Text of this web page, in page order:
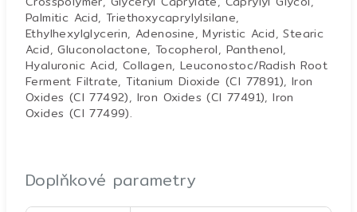
Palmitic Acid, Triethoxycaprylylsilane,
Ethylhexylglycerin, Adenosine, Myristic Acid, Stearic
Acid, Gluconolactone, Tocopherol, Panthenol,
Hyaluronic Acid, Collagen, Leuconostoc/Radish Root
Ferment Filtrate, Titanium Dioxide (CI 77891), Iron
Oxides (CI 77492), Iron Oxides (CI 77491), Iron
Oxides (CI 77499).
Doplňkové parametry